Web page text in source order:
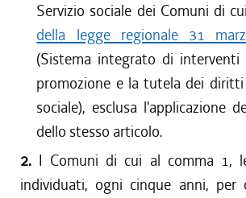
Servizio sociale dei Comuni di
della legge regionale 31
(Sistema integrato di interventi
promozione e la tutela dei
sociale), esclusa l'applicazione
dello stesso articolo.
2. I Comuni di cui al comma 1,
individuati, ogni cinque anni, per